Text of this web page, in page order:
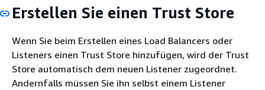
Erstellen Sie einen Trust Store
Wenn Sie beim Erstellen eines Load Balancers oder
Listeners einen Trust Store hinzufügen, wird der Trust
Store automatisch dem neuen Listener zugeordnet.
Andernfalls müssen Sie ihn selbst einem Listener